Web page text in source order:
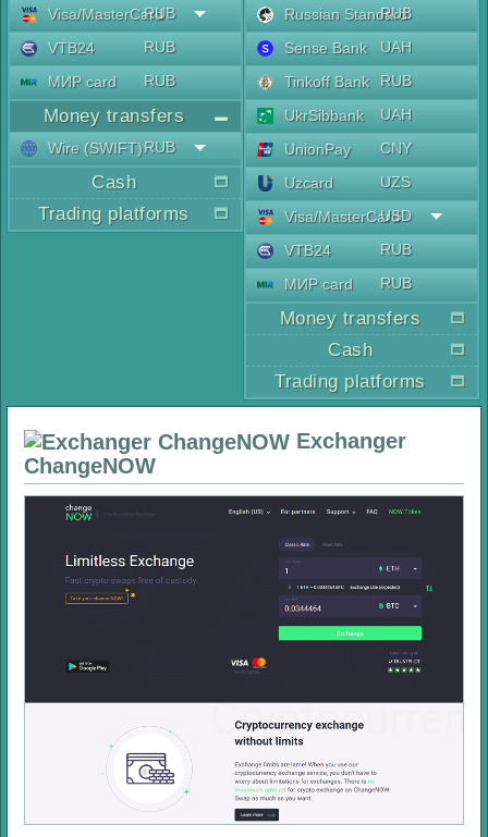
Visa/MasterCard
RUB
VTB24
RUB
МИР card
RUB
Money transfers
Wire (SWIFT)RUB
Cash
Trading platforms
Russian Standard
RUB
Sense Bank
UAH
Tinkoff Bank
RUB
UkrSibbank
UAH
UnionPay
CNY
Uzcard
UZS
Visa/MasterCard
USD
VTB24
RUB
МИР card
RUB
Money transfers
Cash
Trading platforms
Exchanger
ChangeNOW